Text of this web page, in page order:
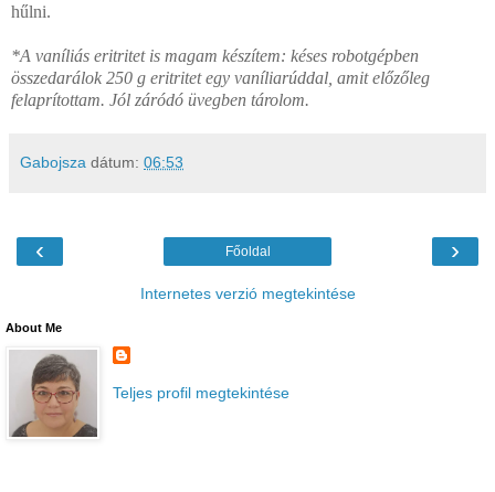
hűlni.
*A vaníliás eritritet is magam készítem: késes robotgépben
összedarálok 250 g eritritet egy vaníliarúddal, amit előzőleg
felaprítottam. Jól záródó üvegben tárolom.
Gabojsza dátum: 06:53
‹ ›
Főoldal
Internetes verzió megtekintése
About Me
Teljes profil megtekintése